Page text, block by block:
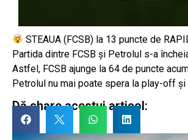
STEAUA (FCSB) la 13 puncte de
Partida dintre FCSB și Petrolul s-a
Astfel, FCSB ajunge la 64 de puncte
Petrolul nu mai poate spera la play-off
Dă share acestui articol: